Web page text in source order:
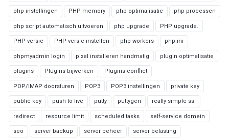
php instellingen PHP memory php optimalisatie php processen
php script automatisch uitvoeren php upgrade PHP upgrade.
PHP versie PHP versie instellen php workers php.ini
phpmyadmin login pixel installeren handmatig plugin optimalisatie
plugins Plugins bijwerken Plugins conflict
POP/IMAP doorsturen POP3 POP3 instellingen private key
public key push to live putty puttygen really simple ssl
redirect resource limit scheduled tasks self-service domein
seo server backup server beheer server belasting